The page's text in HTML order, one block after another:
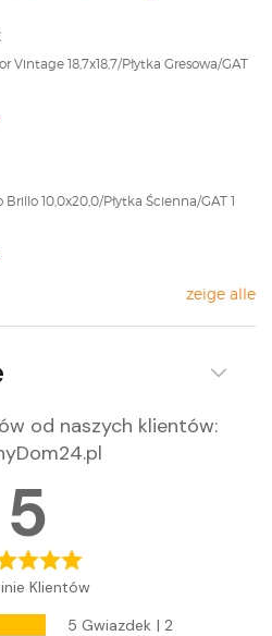
Vintage 18,7x18,7/Płytka Gresowa/GAT
10,0x20,0/Płytka Ścienna/GAT 1
zeige alle
od naszych klientów:
5
Klientów
5 Gwiazdek | 2